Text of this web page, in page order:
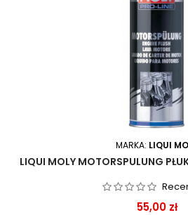
MARKA: LIQUI
LIQUI MOLY MOTORSPULUNG
Cena
55,00 zł